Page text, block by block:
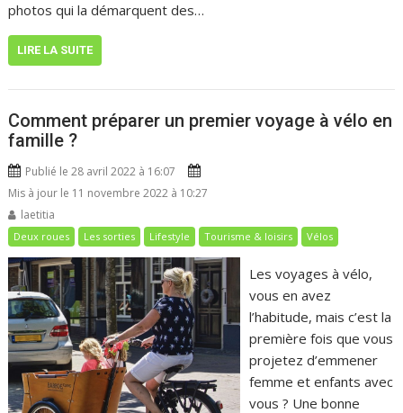
photos qui la démarquent des…
LIRE LA SUITE
Comment préparer un premier voyage à vélo en
famille ?
Publié le 28 avril 2022 à 16:07
Mis à jour le 11 novembre 2022 à 10:27
laetitia
Deux roues Les sorties Lifestyle Tourisme & loisirs Vélos
Les voyages à vélo,
vous en avez
l’habitude, mais c’est la
première fois que vous
projetez d’emmener
femme et enfants avec
vous ? Une bonne